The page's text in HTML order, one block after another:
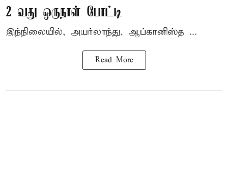
2 வது ஒருநாள் போட்டி
இந்நிலையில், அயர்லாந்து, ஆப்கானிஸ்த ...
Read More